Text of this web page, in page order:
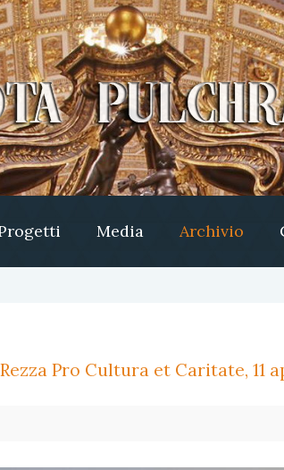
Media Archivio
Pro Cultura et Caritate, 11